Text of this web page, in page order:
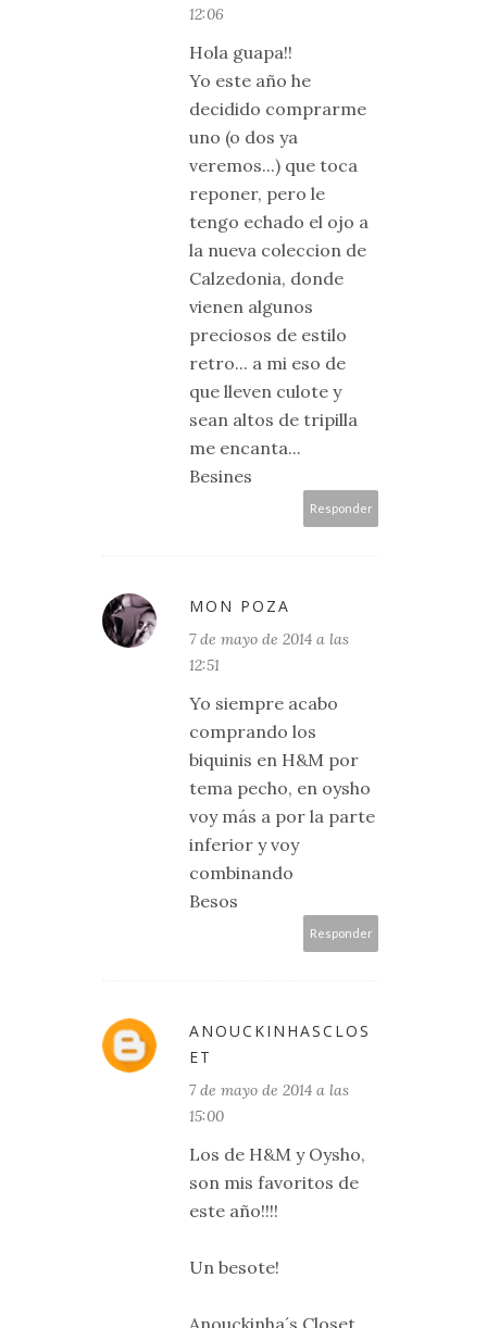
12:06
Hola guapa!!
Yo este año he
decidido comprarme
uno (o dos ya
veremos...) que toca
reponer, pero le
tengo echado el ojo a
la nueva coleccion de
Calzedonia, donde
vienen algunos
preciosos de estilo
retro... a mi eso de
que lleven culote y
sean altos de tripilla
me encanta...
Besines
Responder
MON POZA
7 de mayo de 2014 a las
12:51
Yo siempre acabo
comprando los
biquinis en H&M por
tema pecho, en oysho
voy más a por la parte
inferior y voy
combinando
Besos
Responder
ANOUCKINHASCLOS
ET
7 de mayo de 2014 a las
15:00
Los de H&M y Oysho,
son mis favoritos de
este año!!!!
Un besote!